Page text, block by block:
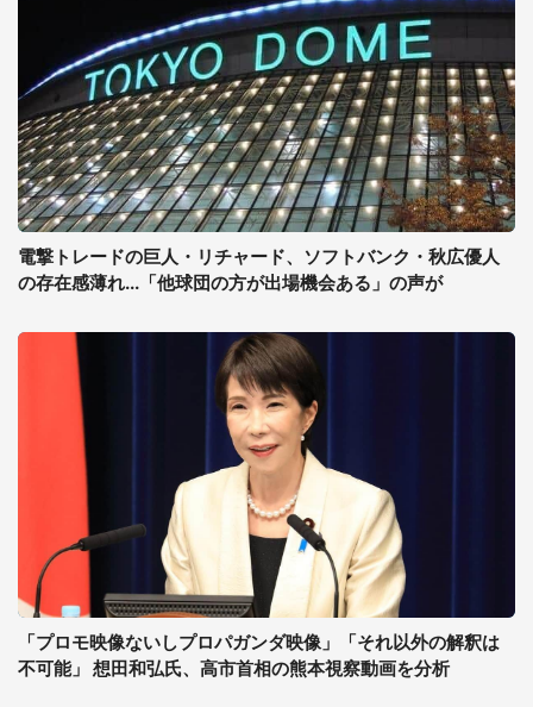
電撃トレードの巨人・リチャード、ソフトバンク・秋広優人
の存在感薄れ...「他球団の方が出場機会ある」の声が
「プロモ映像ないしプロパガンダ映像」「それ以外の解釈は
不可能」 想田和弘氏、高市首相の熊本視察動画を分析